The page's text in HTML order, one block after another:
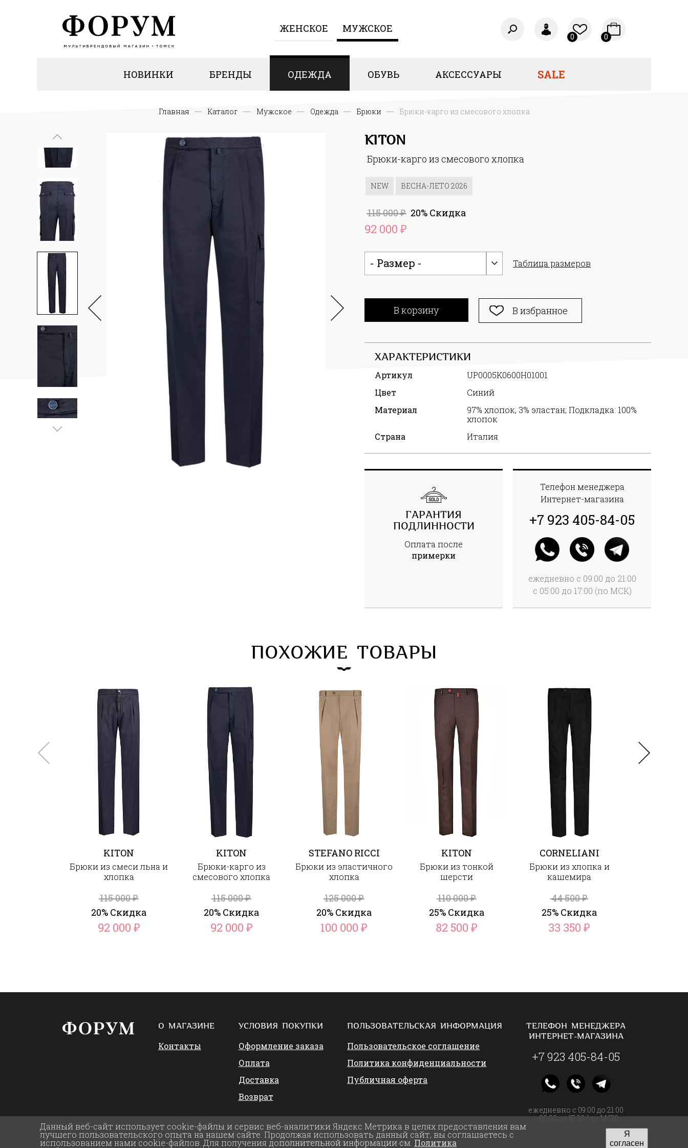
ЖЕНCКОЕ МУЖСКОЕ
0 0
НОВИНКИ БРЕНДЫ ОДЕЖДА ОБУВЬ АКСЕССУАРЫ SALE
Главная Каталог Мужское Одежда Брюки Брюки-карго из смесового хлопка
KITON
Брюки-карго из смесового хлопка
NEW ВЕСНА-ЛЕТО 2026
115 000₽ 20% Скидка
92 000 ₽
Таблица размеров
- Размер -
В корзину В избранное
ХАРАКТЕРИСТИКИ
Артикул
UP0005K0600H01001
Цвет
Синий
Материал
97% хлопок, 3% эластан; Подкладка: 100%
хлопок
Страна
Италия
ГАРАНТИЯ
ПОДЛИННОСТИ
Оплата после
примерки
Телефон менеджера
Интернет-магазина
+7 923 405-84-05
ежедневно с 09:00 до 21:00
с 05:00 до 17:00 (по МСК)
ПОХОЖИЕ ТОВАРЫ
KITON
Брюки из смеси льна и
хлопка
115 000₽
20% Скидка
92 000 ₽
KITON
Брюки-карго из
смесового хлопка
115 000₽
20% Скидка
92 000 ₽
STEFANO RICCI
Брюки из эластичного
хлопка
125 000₽
20% Скидка
100 000 ₽
KITON
Брюки из тонкой
шерсти
110 000₽
25% Скидка
82 500 ₽
CORNELIANI
Брюки из хлопка и
кашемира
44 500₽
25% Скидка
33 350 ₽
О МАГАЗИНЕ
Контакты
УСЛОВИЯ ПОКУПКИ
Оформление заказа
Оплата
Доставка
Возврат
ПОЛЬЗОВАТЕЛЬСКАЯ ИНФОРМАЦИЯ
Пользовательское соглашение
Политика конфиденциальности
Публичная оферта
ТЕЛЕФОН МЕНЕДЖЕРА
ИНТЕРНЕТ-МАГАЗИНА
+7 923 405-84-05
ежедневно с 09:00 до 21:00
с 05:00 до 17:00 (по МСК)
Разработка сайта: «Nikolas group»
Данный веб-сайт использует cookie-файлы и сервис веб-аналитики Яндекс Метрика в целях предоставления вам
лучшего пользовательского опыта на нашем сайте. Продолжая использовать данный сайт, вы соглашаетесь с
использованием нами cookie-файлов. Для получения дополнительной информации см. Политика
Я
согласен